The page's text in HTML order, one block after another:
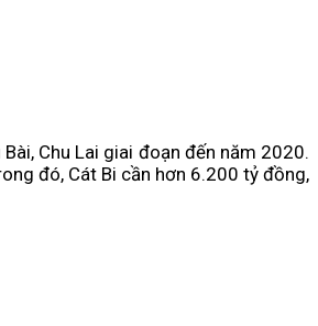
Chu Lai giai đoạn đến năm 2020.
đó, Cát Bi cần hơn 6.200 tỷ đồng,